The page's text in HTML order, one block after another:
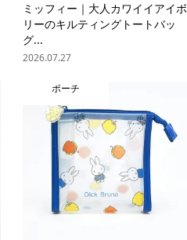
ミッフィー｜大人カワイイアイボ
リーのキルティングトートバッ
グ...
2026.07.27
ポーチ